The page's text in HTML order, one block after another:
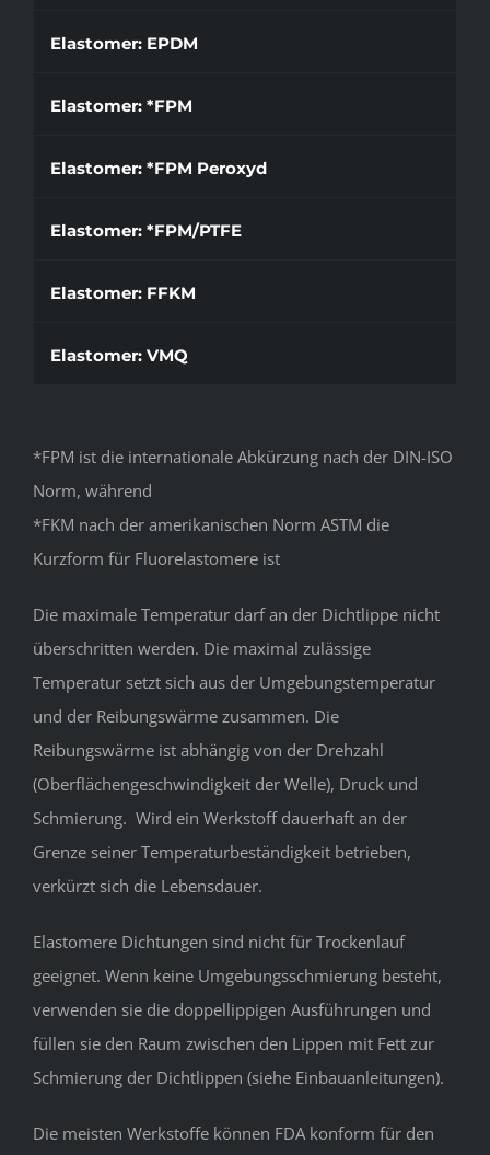
Elastomer: EPDM
Elastomer: *FPM
Elastomer: *FPM Peroxyd
Elastomer: *FPM/PTFE
Elastomer: FFKM
Elastomer: VMQ
*FPM ist die internationale Abkürzung nach der DIN-ISO
Norm, während
*FKM nach der amerikanischen Norm ASTM die
Kurzform für Fluorelastomere ist
Die maximale Temperatur darf an der Dichtlippe nicht
überschritten werden. Die maximal zulässige
Temperatur setzt sich aus der Umgebungstemperatur
und der Reibungswärme zusammen. Die
Reibungswärme ist abhängig von der Drehzahl
(Oberflächengeschwindigkeit der Welle), Druck und
Schmierung. Wird ein Werkstoff dauerhaft an der
Grenze seiner Temperaturbeständigkeit betrieben,
verkürzt sich die Lebensdauer.
Elastomere Dichtungen sind nicht für Trockenlauf
geeignet. Wenn keine Umgebungsschmierung besteht,
verwenden sie die doppellippigen Ausführungen und
füllen sie den Raum zwischen den Lippen mit Fett zur
Schmierung der Dichtlippen (siehe Einbauanleitungen).
Die meisten Werkstoffe können FDA konform für den